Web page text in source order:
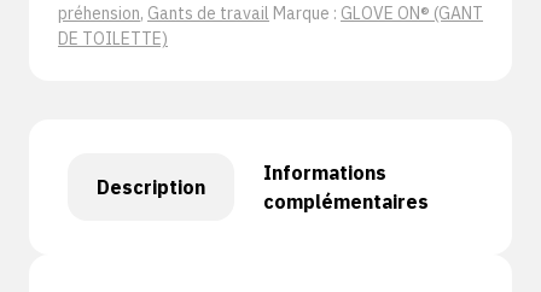
préhension, Gants de travail Marque : GLOVE ON® (GANT
DE TOILETTE)
Description
Informations
complémentaires